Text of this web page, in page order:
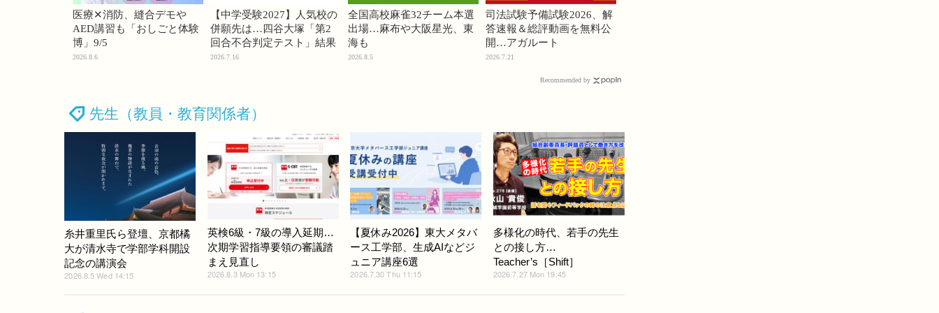
医療✕消防、縫合デモや
AED講習も「おしごと体験
博」9/5
2026.8.6
【中学受験2027】人気校の
併願先は…四谷大塚「第2
回合不合判定テスト」結果
2026.7.16
全国高校麻雀32チーム本選
出場…麻布や大阪星光、東
海も
2026.8.5
司法試験予備試験2026、解
答速報＆総評動画を無料公
開…アガルート
2026.7.21
Recommended by
先生（教員・教育関係者）
糸井重里氏ら登壇、京都橘
大が清水寺で学部学科開設
記念の講演会
2026.8.5 Wed 14:15
英検6級・7級の導入延期…
次期学習指導要領の審議踏
まえ見直し
2026.8.3 Mon 13:15
【夏休み2026】東大メタバ
ース工学部、生成AIなどジ
ュニア講座6選
2026.7.30 Thu 11:15
多様化の時代、若手の先生
との接し方…
Teacher’s［Shift］
2026.7.27 Mon 19:45